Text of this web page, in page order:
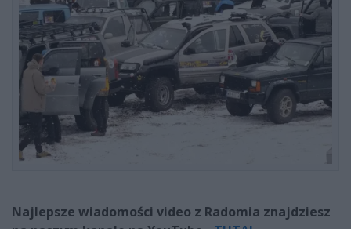
Najlepsze wiadomości video z Radomia znajdziesz